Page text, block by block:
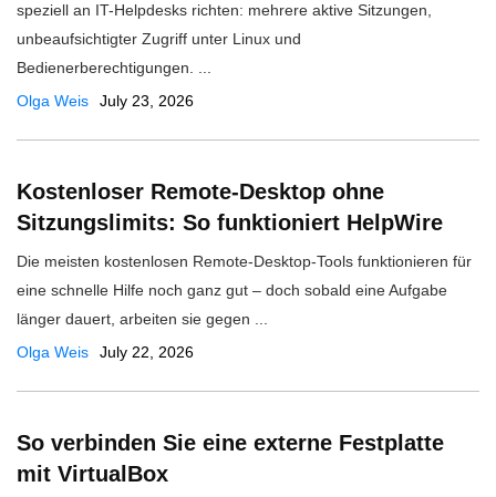
speziell an IT-Helpdesks richten: mehrere aktive Sitzungen,
unbeaufsichtigter Zugriff unter Linux und
Bedienerberechtigungen. ...
Olga Weis
July 23, 2026
Kostenloser Remote-Desktop ohne
Sitzungslimits: So funktioniert HelpWire
​Die meisten kostenlosen Remote-Desktop-Tools funktionieren für
eine schnelle Hilfe noch ganz gut – doch sobald eine Aufgabe
länger dauert, arbeiten sie gegen ...
Olga Weis
July 22, 2026
So verbinden Sie eine externe Festplatte
mit VirtualBox